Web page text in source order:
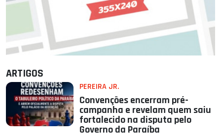
ARTIGOS
PEREIRA JR.
Convenções encerram pré-
campanha e revelam quem saiu
fortalecido na disputa pelo
Governo da Paraíba